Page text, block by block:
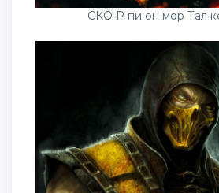
СКО Р пи он мор Тал